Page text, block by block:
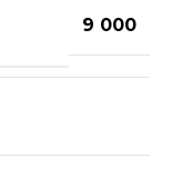
9 000